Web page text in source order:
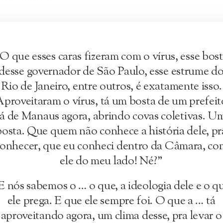
que esses caras fizeram com o vírus, esse
governador de São Paulo, esse estrume
Rio de Janeiro, entre outros, é exatamente isso.
o vírus, tá um bosta de um
de Manaus agora, abrindo covas coletivas.
Que quem não conhece a história dele,
que eu conheci dentro da Câmara,
ele do meu lado! Né?”
nós sabemos o … o que, a ideologia dele e o
ele prega. E que ele sempre foi. O que a … tá
aproveitando agora, um clima desse, pra levar o